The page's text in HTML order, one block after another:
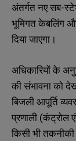
अंतर्गत नए सब-
भूमिगत केबलिंग
दिया जाएगा।
अधिकारियों के
की संभावना को
बिजली आपूर्ति
प्रणाली (कंट्रोल
किसी भी तकनीकी